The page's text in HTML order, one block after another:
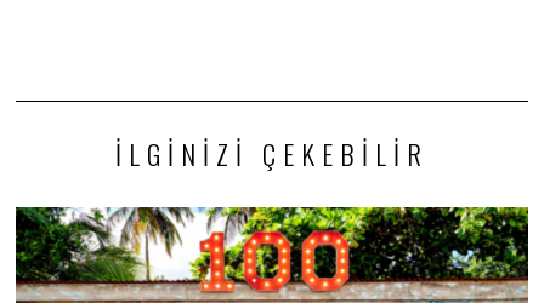
İLGINIZI ÇEKEBILIR